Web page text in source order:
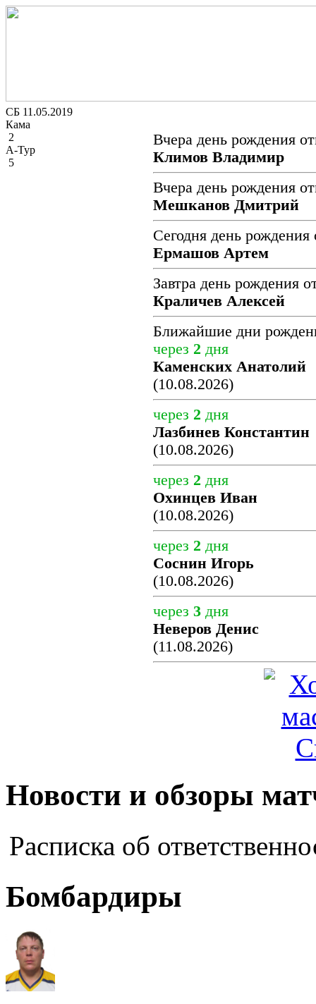
СБ 11.05.2019
Кама
2
А-Тур
5
Вчера день рождения
Климов Владимир
Вчера день рождения
Мешканов Дмитрий
Сегодня день рождения
Ермашов Артем
Завтра день рождения
Краличев Алексей
Ближайшие дни
через 2 дня
Каменских Анатолий
(10.08.2026)
через 2 дня
Лазбинев Константин
(10.08.2026)
через 2 дня
Охинцев Иван
(10.08.2026)
через 2 дня
Соснин Игорь
(10.08.2026)
через 3 дня
Неверов Денис
(11.08.2026)
Новости и обзоры
Расписка об
Бомбардиры